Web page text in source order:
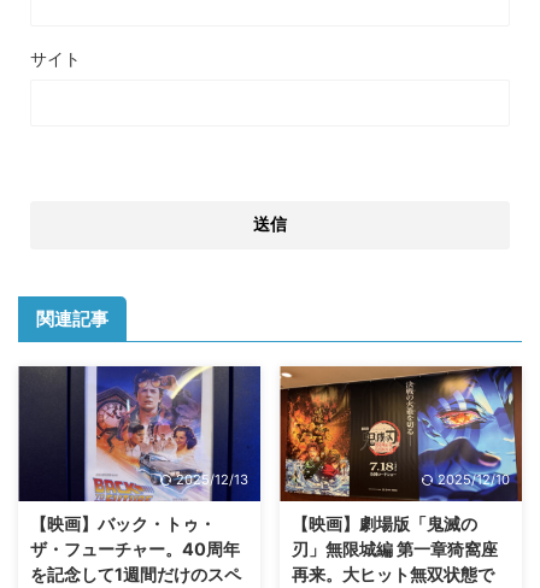
サイト
関連記事
2025/12/13
【映画】バック・トゥ・
ザ・フューチャー。40周年
を記念して1週間だけのスペ
2025/12/10
【映画】劇場版「鬼滅の
刃」無限城編 第一章猗窩座
再来。大ヒット無双状態で